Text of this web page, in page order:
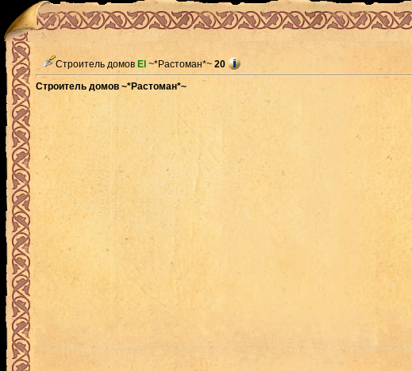
Строитель домов El ~*Растоман*~ 20
Строитель домов ~*Растоман*~